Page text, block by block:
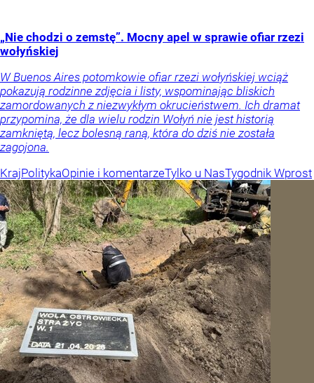
„Nie chodzi o zemstę”. Mocny apel w sprawie ofiar rzezi
wołyńskiej
W Buenos Aires potomkowie ofiar rzezi wołyńskiej wciąż
pokazują rodzinne zdjęcia i listy, wspominając bliskich
zamordowanych z niezwykłym okrucieństwem. Ich dramat
przypomina, że dla wielu rodzin Wołyń nie jest historią
zamkniętą, lecz bolesną raną, która do dziś nie została
zagojona.
KrajPolitykaOpinie i komentarzeTylko u NasTygodnik Wprost